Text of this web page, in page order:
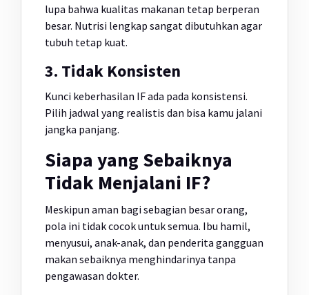
lupa bahwa kualitas makanan tetap berperan
besar. Nutrisi lengkap sangat dibutuhkan agar
tubuh tetap kuat.
3. Tidak Konsisten
Kunci keberhasilan IF ada pada konsistensi.
Pilih jadwal yang realistis dan bisa kamu jalani
jangka panjang.
Siapa yang Sebaiknya
Tidak Menjalani IF?
Meskipun aman bagi sebagian besar orang,
pola ini tidak cocok untuk semua. Ibu hamil,
menyusui, anak-anak, dan penderita gangguan
makan sebaiknya menghindarinya tanpa
pengawasan dokter.